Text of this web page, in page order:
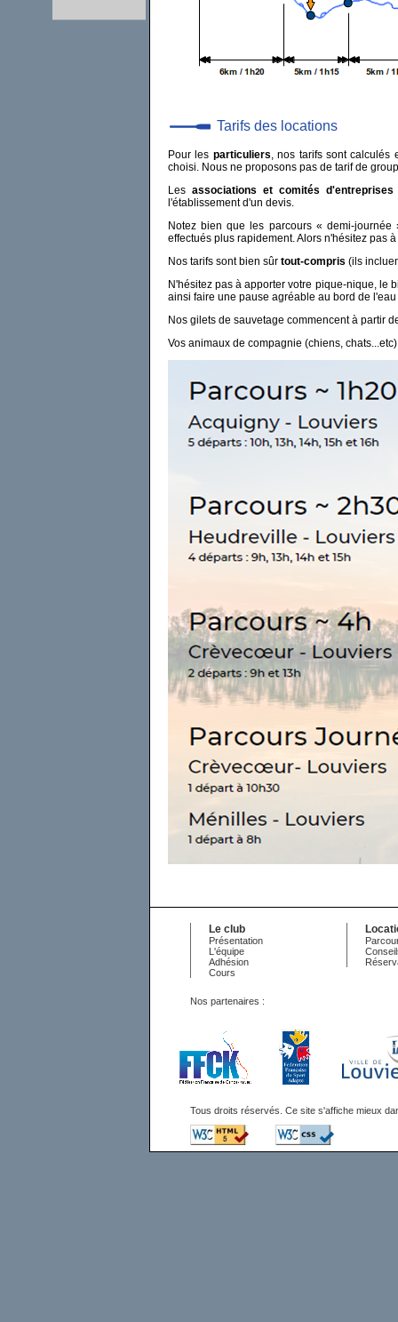
Tarifs des locations
Pour les particuliers, nos tarifs sont calculés
choisi. Nous ne proposons pas de tarif de
Les associations et comités d'entreprises
l'établissement d'un devis.
Notez bien que les parcours « demi-
effectués plus rapidement. Alors n'hésitez pas
Nos tarifs sont bien sûr tout-compris (ils
N'hésitez pas à apporter votre pique-nique, le
ainsi faire une pause agréable au bord de l'eau
Nos gilets de sauvetage commencent à partir
Vos animaux de compagnie (chiens,
Le club
Présentation
L'équipe
Adhésion
Cours
Nos partenaires :
Tous droits réservés. Ce site s'affiche mieux